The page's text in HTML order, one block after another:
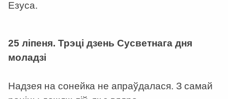
Езуса.
25 ліпеня. Трэці дзень Сусветнага дня
моладзі
Надзея на сонейка не апраўдалася. З самай